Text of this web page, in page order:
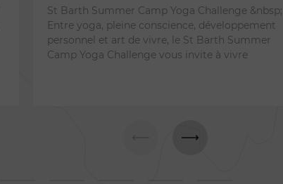
St Barth Summer Camp Yoga Challenge &nbsp;
Entre yoga, pleine conscience, développement
personnel et art de vivre, le St Barth Summer
Camp Yoga Challenge vous invite à vivre